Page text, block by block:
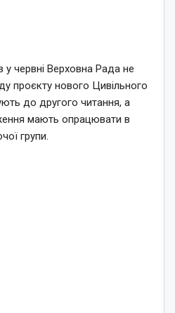
у червні Верховна Рада не
проєкту нового Цивільного
до другого читання, а
мають опрацювати в
групи.